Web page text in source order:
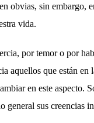
obvias, sin embargo,
vida.
por temor o por
aquellos que están
en este aspecto.
general sus creencias